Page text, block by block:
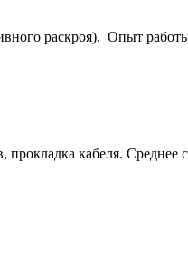
раскроя). Опыт
кабеля. Среднее